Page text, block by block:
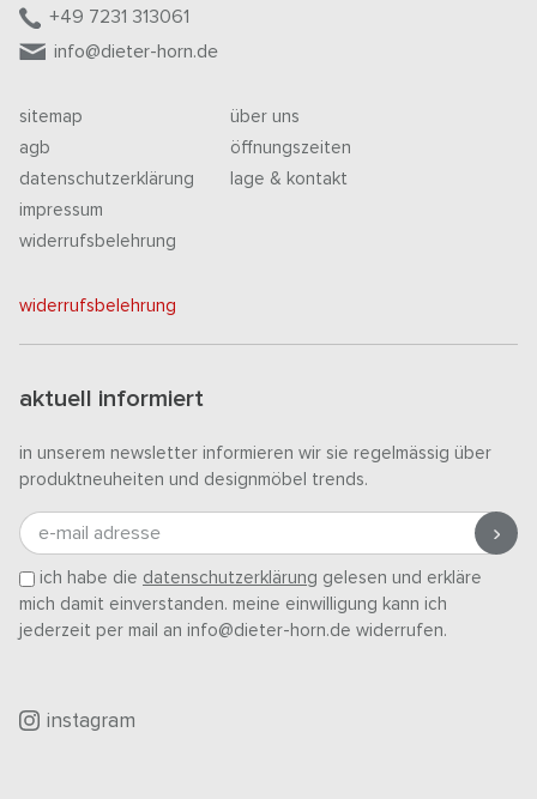
+49 7231 313061
info@dieter-horn.de
sitemap
agb
datenschutzerklärung
impressum
widerrufsbelehrung
über uns
öffnungszeiten
lage & kontakt
widerrufsbelehrung
aktuell informiert
in unserem newsletter informieren wir sie regelmässig über
produktneuheiten und designmöbel trends.
e-mail adresse
ich habe die datenschutzerklärung gelesen und erkläre
mich damit einverstanden. meine einwilligung kann ich
jederzeit per mail an info@dieter-horn.de widerrufen.
instagram